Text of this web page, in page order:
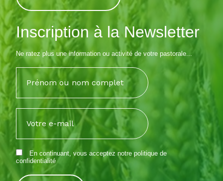
Inscription à la Newsletter
Ne ratez plus une information ou activité de votre pastorale...
En continuant, vous acceptez notre politique de
confidentialité